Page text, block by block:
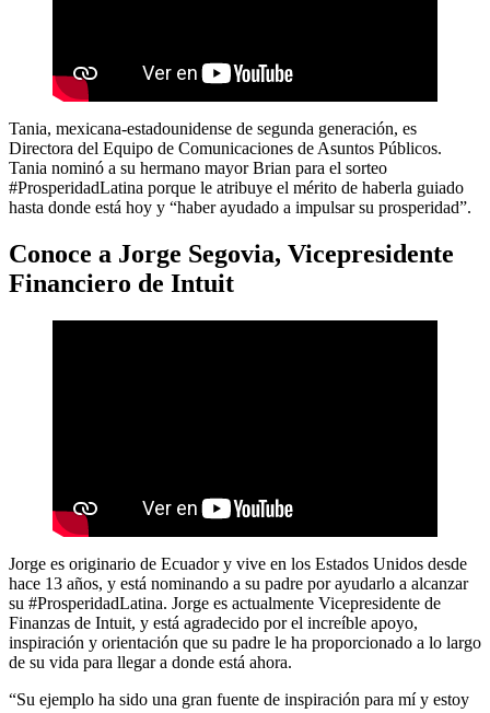
Tania, mexicana-estadounidense de segunda generación, es
Directora del Equipo de Comunicaciones de Asuntos Públicos.
Tania nominó a su hermano mayor Brian para el sorteo
#ProsperidadLatina porque le atribuye el mérito de haberla guiado
hasta donde está hoy y “haber ayudado a impulsar su prosperidad”.
Conoce a Jorge Segovia, Vicepresidente
Financiero de Intuit
Jorge es originario de Ecuador y vive en los Estados Unidos desde
hace 13 años, y está nominando a su padre por ayudarlo a alcanzar
su #ProsperidadLatina. Jorge es actualmente Vicepresidente de
Finanzas de Intuit, y está agradecido por el increíble apoyo,
inspiración y orientación que su padre le ha proporcionado a lo largo
de su vida para llegar a donde está ahora.
“Su ejemplo ha sido una gran fuente de inspiración para mí y estoy